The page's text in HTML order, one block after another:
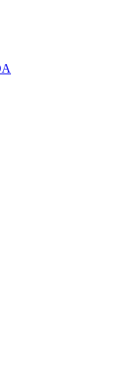
Festival Tunas